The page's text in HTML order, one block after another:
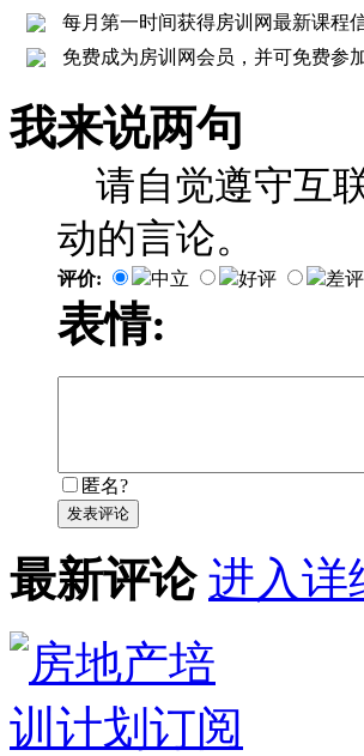
每月第一时间获得房训网最新课程
免费成为房训网会员，并可免费参
我来说两句
请自觉遵守互
动的言论。
评价: 中立 好评 差评
表情:
匿名?
发表评论
最新评论 进入详